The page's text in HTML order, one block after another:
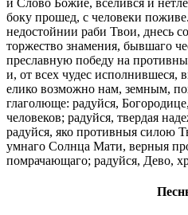
боку прошед, с человеки
недостойнии раби Твои, днесь
торжество знамения, бывшаго
преславную победу на
и, от всех чудес исполнившеся,
елико возможно нам, земным,
глаголюще: радуйся,
человеков; радуйся, твердая
радуйся, яко противныя силою
умнаго Солнца Мати, верныя
помрачающаго; радуйся, Дево,